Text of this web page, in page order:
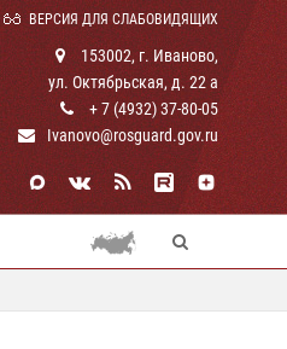
ВЕРСИЯ ДЛЯ СЛАБОВИДЯЩИХ
153002, г. Иваново,
ул. Октябрьская, д. 22 а
+ 7 (4932) 37-80-05
Ivanovo@rosguard.gov.ru